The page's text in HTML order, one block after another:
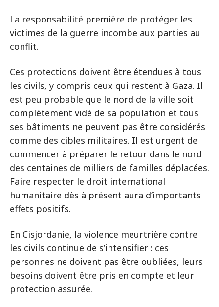
La responsabilité première de protéger les
victimes de la guerre incombe aux parties au
conflit.
Ces protections doivent être étendues à tous
les civils, y compris ceux qui restent à Gaza. Il
est peu probable que le nord de la ville soit
complètement vidé de sa population et tous
ses bâtiments ne peuvent pas être considérés
comme des cibles militaires. Il est urgent de
commencer à préparer le retour dans le nord
des centaines de milliers de familles déplacées.
Faire respecter le droit international
humanitaire dès à présent aura d’importants
effets positifs.
En Cisjordanie, la violence meurtrière contre
les civils continue de s’intensifier : ces
personnes ne doivent pas être oubliées, leurs
besoins doivent être pris en compte et leur
protection assurée.